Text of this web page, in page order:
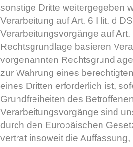
sonstige Dritte weitergegeben
Verarbeitung auf Art. 6 I lit. d
Verarbeitungsvorgänge auf
Rechtsgrundlage basieren
vorgenannten
zur Wahrung eines
eines Dritten erforderlich ist,
Grundfreiheiten des
Verarbeitungsvorgänge sind
durch den Europäischen
vertrat insoweit die